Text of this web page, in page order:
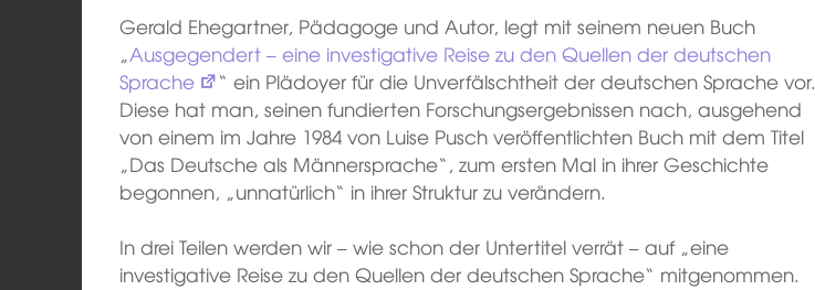
Gerald Ehegartner, Pädagoge und Autor, legt mit seinem neuen Buch
„Ausgegendert – eine investigative Reise zu den Quellen der deutschen
Sprache
“ ein Plädoyer für die Unverfälschtheit der deutschen Sprache vor.
Diese hat man, seinen fundierten Forschungsergebnissen nach, ausgehend
von einem im Jahre 1984 von Luise Pusch veröffentlichten Buch mit dem Titel
„Das Deutsche als Männersprache“, zum ersten Mal in ihrer Geschichte
begonnen, „unnatürlich“ in ihrer Struktur zu verändern.
In drei Teilen werden wir – wie schon der Untertitel verrät – auf „eine
investigative Reise zu den Quellen der deutschen Sprache“ mitgenommen.